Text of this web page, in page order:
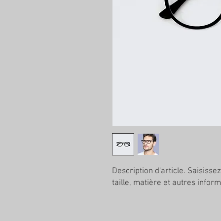
Description d'article.
taille, matière et autres